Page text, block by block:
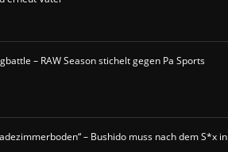
– RAW Season stichelt gegen Pa Sports
– Bushido muss nach dem S*x in